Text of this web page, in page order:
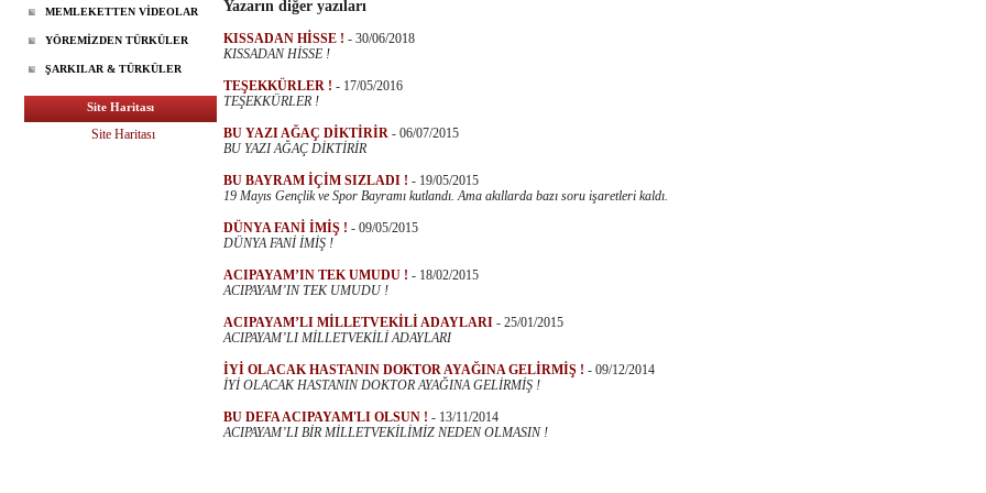
MEMLEKETTEN VİDEOLAR
YÖREMİZDEN TÜRKÜLER
ŞARKILAR & TÜRKÜLER
Site Haritası
Site Haritası
Yazarın diğer yazıları
KISSADAN HİSSE ! - 30/06/2018
KISSADAN HİSSE !
TEŞEKKÜRLER ! - 17/05/2016
TEŞEKKÜRLER !
BU YAZI AĞAÇ DİKTİRİR - 06/07/2015
BU YAZI AĞAÇ DİKTİRİR
BU BAYRAM İÇİM SIZLADI ! - 19/05/2015
19 Mayıs Gençlik ve Spor Bayramı kutlandı. Ama akıllarda bazı soru işaretleri kaldı.
DÜNYA FANİ İMİŞ ! - 09/05/2015
DÜNYA FANİ İMİŞ !
ACIPAYAM’IN TEK UMUDU ! - 18/02/2015
ACIPAYAM’IN TEK UMUDU !
ACIPAYAM’LI MİLLETVEKİLİ ADAYLARI - 25/01/2015
ACIPAYAM’LI MİLLETVEKİLİ ADAYLARI
İYİ OLACAK HASTANIN DOKTOR AYAĞINA GELİRMİŞ ! - 09/12/2014
İYİ OLACAK HASTANIN DOKTOR AYAĞINA GELİRMİŞ !
BU DEFA ACIPAYAM'LI OLSUN ! - 13/11/2014
ACIPAYAM’LI BİR MİLLETVEKİLİMİZ NEDEN OLMASIN !